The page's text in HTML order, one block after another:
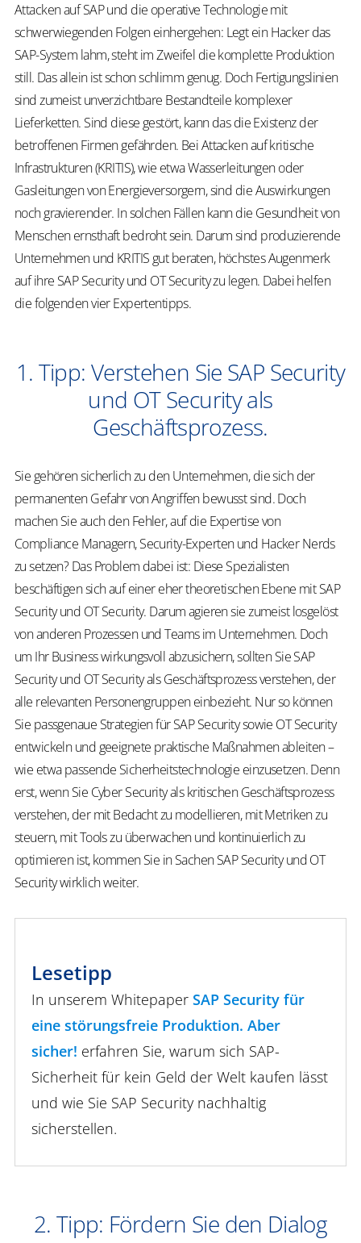
Attacken auf SAP und die operative Technologie mit
schwerwiegenden Folgen einhergehen: Legt ein Hacker das
SAP-System lahm, steht im Zweifel die komplette Produktion
still. Das allein ist schon schlimm genug. Doch Fertigungslinien
sind zumeist unverzichtbare Bestandteile komplexer
Lieferketten. Sind diese gestört, kann das die Existenz der
betroffenen Firmen gefährden. Bei Attacken auf kritische
Infrastrukturen (KRITIS), wie etwa Wasserleitungen oder
Gasleitungen von Energieversorgern, sind die Auswirkungen
noch gravierender. In solchen Fällen kann die Gesundheit von
Menschen ernsthaft bedroht sein. Darum sind produzierende
Unternehmen und KRITIS gut beraten, höchstes Augenmerk
auf ihre SAP Security und OT Security zu legen. Dabei helfen
die folgenden vier Expertentipps.
1. Tipp: Verstehen Sie SAP Security
und OT Security als
Geschäftsprozess.
Sie gehören sicherlich zu den Unternehmen, die sich der
permanenten Gefahr von Angriffen bewusst sind. Doch
machen Sie auch den Fehler, auf die Expertise von
Compliance Managern, Security-Experten und Hacker Nerds
zu setzen? Das Problem dabei ist: Diese Spezialisten
beschäftigen sich auf einer eher theoretischen Ebene mit SAP
Security und OT Security. Darum agieren sie zumeist losgelöst
von anderen Prozessen und Teams im Unternehmen. Doch
um Ihr Business wirkungsvoll abzusichern, sollten Sie SAP
Security und OT Security als Geschäftsprozess verstehen, der
alle relevanten Personengruppen einbezieht. Nur so können
Sie passgenaue Strategien für SAP Security sowie OT Security
entwickeln und geeignete praktische Maßnahmen ableiten –
wie etwa passende Sicherheitstechnologie einzusetzen. Denn
erst, wenn Sie Cyber Security als kritischen Geschäftsprozess
verstehen, der mit Bedacht zu modellieren, mit Metriken zu
steuern, mit Tools zu überwachen und kontinuierlich zu
optimieren ist, kommen Sie in Sachen SAP Security und OT
Security wirklich weiter.
Lesetipp
In unserem Whitepaper SAP Security für
eine störungsfreie Produktion. Aber
sicher! erfahren Sie, warum sich SAP-
Sicherheit für kein Geld der Welt kaufen lässt
und wie Sie SAP Security nachhaltig
sicherstellen.
2. Tipp: Fördern Sie den Dialog